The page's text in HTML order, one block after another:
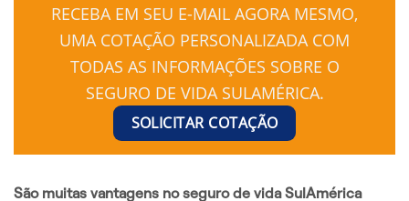
RECEBA EM SEU E-MAIL AGORA MESMO,
UMA COTAÇÃO PERSONALIZADA COM
TODAS AS INFORMAÇÕES SOBRE O
SEGURO DE VIDA SULAMÉRICA.
SOLICITAR COTAÇÃO
São muitas vantagens no seguro de vida SulAmérica